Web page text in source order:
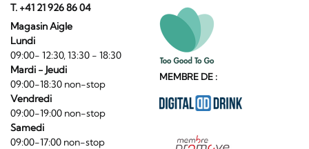
T. +41 21 926 86 04
Magasin Aigle
Lundi
09:00- 12:30, 13:30 - 18:30
Mardi - Jeudi
09:00-18:30 non-stop
Vendredi
09:00-19:00 non-stop
Samedi
09:00-17:00 non-stop
MEMBRE DE :